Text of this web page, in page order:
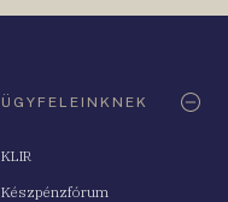
ÜGYFELEINKNEK
KLIR
Készpénzfórum